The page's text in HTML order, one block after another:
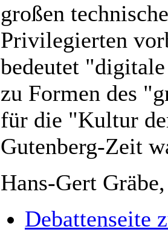
großen
Privilegierten
bedeutet
zu Formen des
für die "Kultur
Gutenberg-Zeit
Hans-Gert
Debattenseite